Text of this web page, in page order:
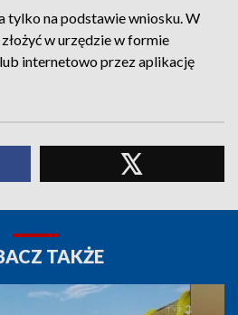
tylko na podstawie wniosku. W
w urzędzie w formie
internetowo przez aplikację
TAKŻE